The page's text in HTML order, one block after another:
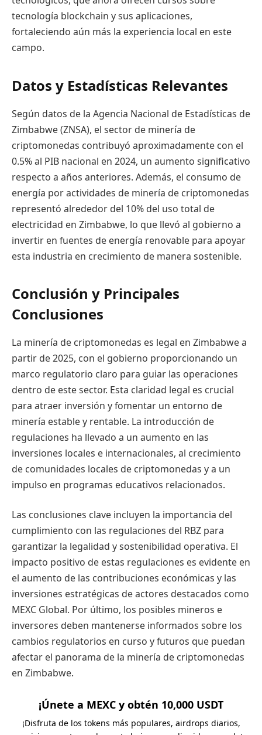
tecnología blockchain y sus aplicaciones,
fortaleciendo aún más la experiencia local en este
campo.
Datos y Estadísticas Relevantes
Según datos de la Agencia Nacional de Estadísticas de
Zimbabwe (ZNSA), el sector de minería de
criptomonedas contribuyó aproximadamente con el
0.5% al PIB nacional en 2024, un aumento significativo
respecto a años anteriores. Además, el consumo de
energía por actividades de minería de criptomonedas
representó alrededor del 10% del uso total de
electricidad en Zimbabwe, lo que llevó al gobierno a
invertir en fuentes de energía renovable para apoyar
esta industria en crecimiento de manera sostenible.
Conclusión y Principales
Conclusiones
La minería de criptomonedas es legal en Zimbabwe a
partir de 2025, con el gobierno proporcionando un
marco regulatorio claro para guiar las operaciones
dentro de este sector. Esta claridad legal es crucial
para atraer inversión y fomentar un entorno de
minería estable y rentable. La introducción de
regulaciones ha llevado a un aumento en las
inversiones locales e internacionales, al crecimiento
de comunidades locales de criptomonedas y a un
impulso en programas educativos relacionados.
Las conclusiones clave incluyen la importancia del
cumplimiento con las regulaciones del RBZ para
garantizar la legalidad y sostenibilidad operativa. El
impacto positivo de estas regulaciones es evidente en
el aumento de las contribuciones económicas y las
inversiones estratégicas de actores destacados como
MEXC Global. Por último, los posibles mineros e
inversores deben mantenerse informados sobre los
cambios regulatorios en curso y futuros que puedan
afectar el panorama de la minería de criptomonedas
en Zimbabwe.
¡Únete a MEXC y obtén 10,000 USDT
¡Disfruta de los tokens más populares, airdrops diarios,